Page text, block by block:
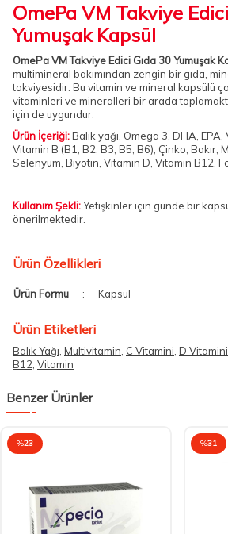
OmePa VM Takviye
Yumuşak Kapsül
OmePa VM Takviye Edici Gıda 30 Yumuşak
multimineral bakımından zengin bir gıda,
takviyesidir. Bu vitamin ve mineral kapsülü
vitaminleri ve mineralleri bir arada
için de uygundur.
Ürün İçeriği:Balık yağı, Omega 3, DHA,
Vitamin B (B1, B2, B3, B5, B6), Çinko, Bakır,
Selenyum, Biyotin, Vitamin D, Vitamin B12,
Kullanım Şekli:Yetişkinler için günde bir
önerilmektedir.
Ürün Özellikleri
Ürün Formu : Kapsül
Ürün Etiketleri
Balık Yağı, Multivitamin, C Vitamini, D Vitamini
B12, Vitamin
Benzer Ürünler
%23 %31